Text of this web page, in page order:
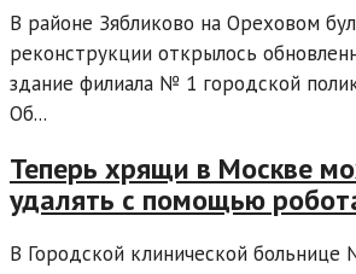
В районе Зябликово на Ореховом
реконструкции открылось
здание филиала № 1 городской
Об...
Теперь хрящи в Москве
удалять с помощью
В Городской клинической больнице